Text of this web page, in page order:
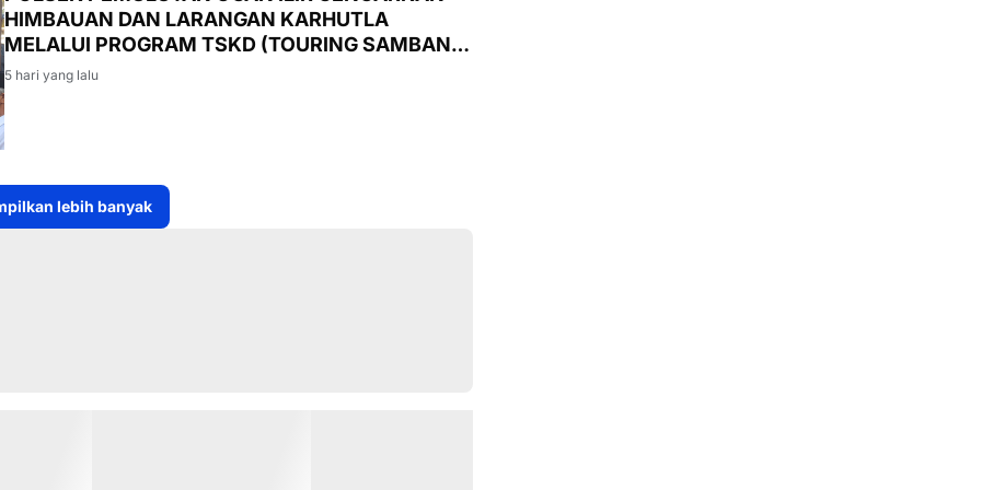
HIMBAUAN DAN LARANGAN KARHUTLA
MELALUI PROGRAM TSKD (TOURING SAMBANG
KE DESA-DESA
5 hari yang lalu
lebih banyak